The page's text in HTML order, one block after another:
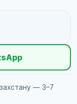
— 3–7